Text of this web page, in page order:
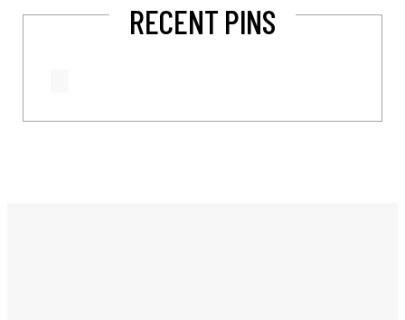
RECENT PINS